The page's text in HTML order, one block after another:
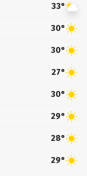
33°
30°
30°
27°
30°
29°
28°
29°